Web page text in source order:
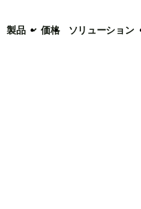
製品 価格 ソリューション